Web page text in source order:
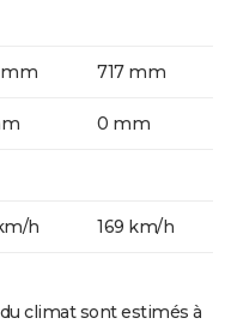
mm 717 mm
0 mm
h 169 km/h
climat sont estimés à